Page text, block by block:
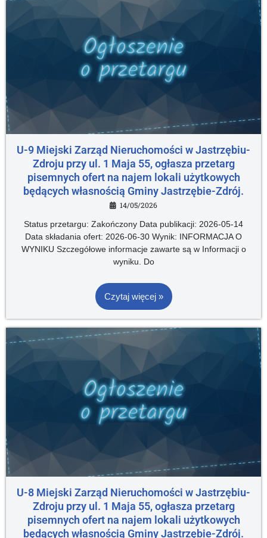
U-9 Miejski Zarząd Nieruchomości w Jastrzębiu-
Zdroju przy ul. 1 Maja 55, ogłasza przetarg
pisemnych ofert na najem lokali użytkowych
będących własnością Gminy Jastrzębie-Zdrój.
14/05/2026
Status przetargu: Zakończony Data publikacji: 2026-05-14
Data składania ofert: 2026-06-30 Wynik: INFORMACJA O
WYNIKU Szczegółowe informacje zawarte są w Informacji o
wyniku. Do
Czytaj więcej »
U-8 Miejski Zarząd Nieruchomości w Jastrzębiu-
Zdroju przy ul. 1 Maja 55, ogłasza przetarg
pisemnych ofert na najem lokali użytkowych
będących własnością Gminy Jastrzębie-Zdrój.